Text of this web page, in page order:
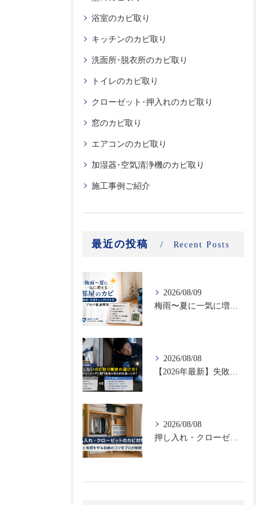
浴室のカビ取り
キッチンのカビ取り
洗面所･脱衣所のカビ取り
トイレのカビ取り
クローゼット･押入れのカビ取り
窓のカビ取り
エアコンのカビ取り
加湿器･空気清浄機のカビ取り
施工事例ご紹介
最近の投稿 Recent Posts
2026/08/09
梅雨〜夏に一気に増える部屋のカビ｜時期別・予防チェックリストをプロが徹底解説
2026/08/08
【2026年最新】失敗しないカビ取り業者の選び方！ハウスクリーニングと専門業者の決定的な違いとは？
2026/08/08
押し入れ・クローゼットのカビ対策｜衣類と布団を守る収納のコツをプロが解説